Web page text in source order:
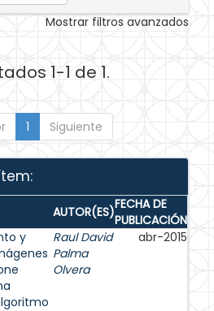
Mostrar filtros avanzados
1-1 de 1.
1 Siguiente
AUTOR(ES)FECHA DE
PUBLICACIÓN
y
Raul David
Palma
Olvera
abr-2015